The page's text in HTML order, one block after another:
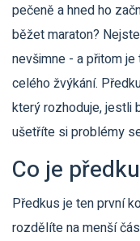
pečeně a hned ho
běžet maraton?
nevšimne - a přitom
celého žvýkání.
který rozhoduje, jestli
ušetříte si problémy
Co je
Předkus je ten první
rozdělíte na menší